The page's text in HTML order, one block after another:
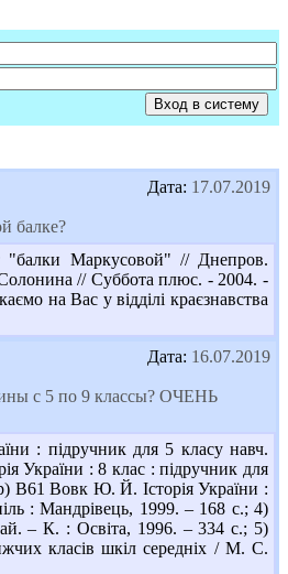
Дата: 17.07.2019
балке?
"балки Маркусовой" // Днепров.
// Суббота плюс. - 2004. -
на Вас у відділі краєзнавства
Дата: 16.07.2019
с 5 по 9 классы? ОЧЕНЬ
: підручник для 5 класу навч.
України : 8 клас : підручник для
В61 Вовк Ю. Й. Історія України :
: Мандрівець, 1999. – 168 с.; 4)
– К. : Освіта, 1996. – 334 с.; 5)
класів шкіл середніх / М. С.